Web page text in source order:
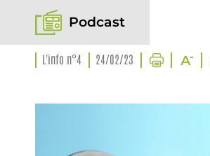
Podcast
L'info n°4 24/02/23